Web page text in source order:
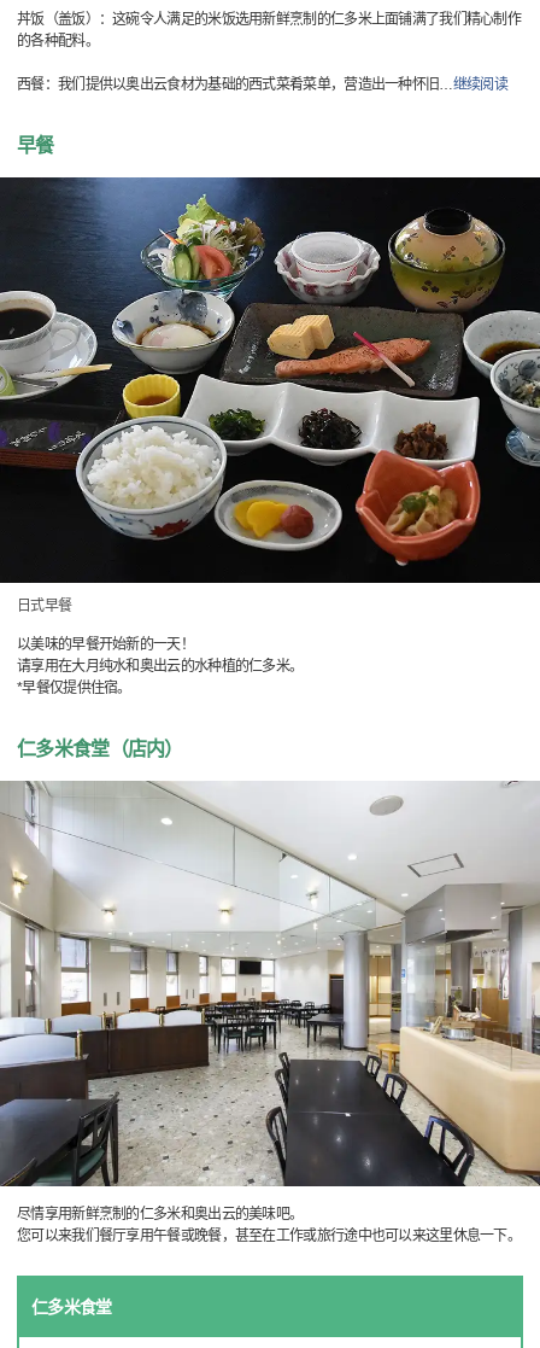
丼饭（盖饭）：这碗令人满足的米饭选用新鲜烹制的仁多米上面铺满了我们精心制作
的各种配料。
西餐：我们提供以奥出云食材为基础的西式菜肴菜单，营造出一种怀旧…继续阅读
早餐
日式早餐
以美味的早餐开始新的一天！
请享用在大月纯水和奥出云的水种植的仁多米。
*早餐仅提供住宿。
仁多米食堂（店内）
尽情享用新鲜烹制的仁多米和奥出云的美味吧。
您可以来我们餐厅享用午餐或晚餐，甚至在工作或旅行途中也可以来这里休息一下。
仁多米食堂